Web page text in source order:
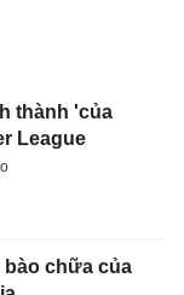
thành 'của
League
bào chữa của